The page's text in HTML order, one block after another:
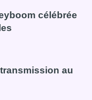
auxcélébrée
Meyboom célébrée
au